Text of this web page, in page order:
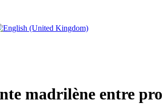
madrilène entre